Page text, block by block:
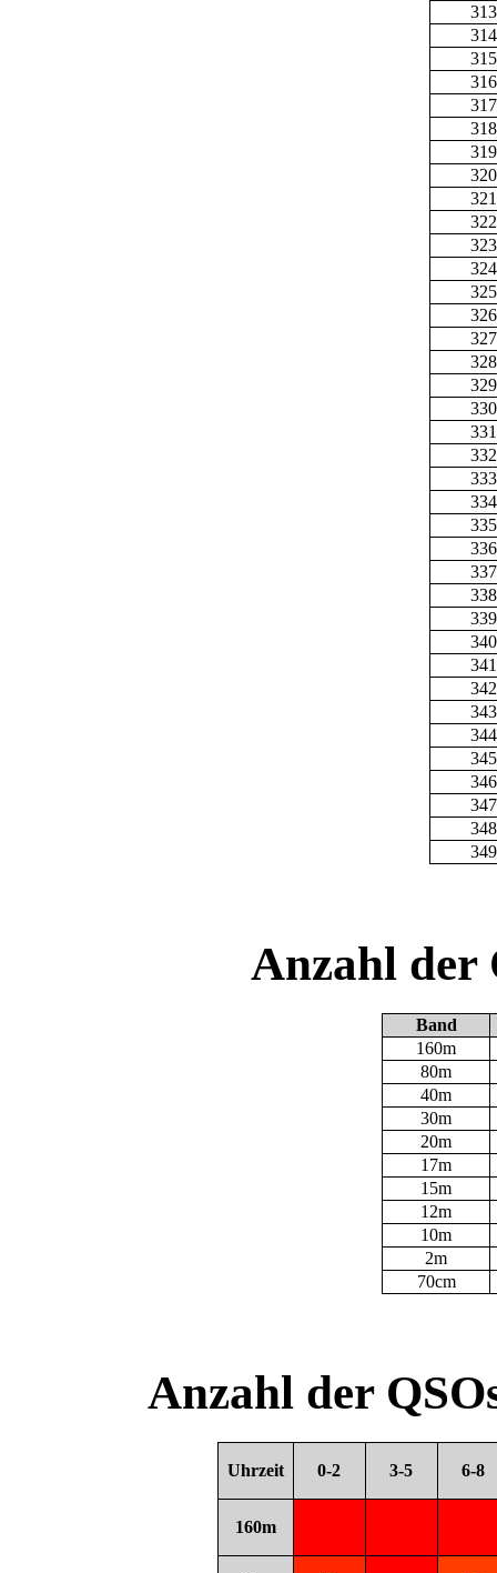
313
314
315
316
317
318
319
320
321
322
323
324
325
326
327
328
329
330
331
332
333
334
335
336
337
338
339
340
341
342
343
344
345
346
347
348
349
Anzahl der
Band
160m
80m
40m
30m
20m
17m
15m
12m
10m
2m
70cm
Anzahl der
Uhrzeit 0-2 3-5 6-8
160m